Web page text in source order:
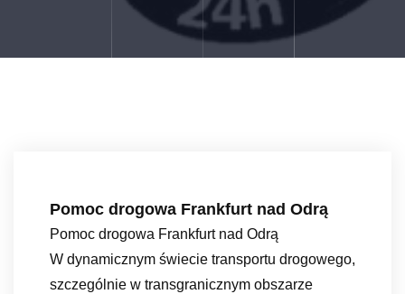
Pomoc drogowa Frankfurt nad Odrą
Pomoc drogowa Frankfurt nad Odrą
W dynamicznym świecie transportu drogowego,
szczególnie w transgranicznym obszarze